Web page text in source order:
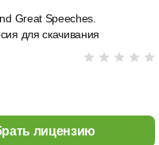
Great Speeches.
для скачивания
лицензию